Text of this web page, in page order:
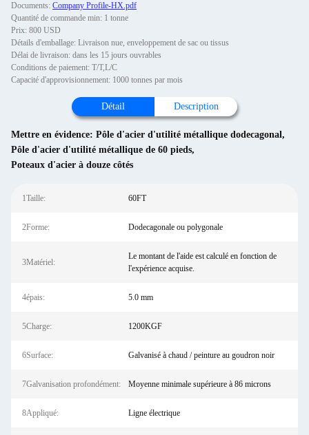
Documents: Company Profile-HX.pdf
Quantité de commande min: 1 tonne
Prix: 800 USD
Détails d'emballage: Livraison nue, enveloppement de sac ou tissus
Délai de livraison: dans les 15 jours ouvrables
Conditions de paiement: T/T,L/C
Capacité d'approvisionnement: 1000 tonnes par mois
Détail Description
Mettre en évidence: Pôle d'acier d'utilité métallique dodecagonal,
Pôle d'acier d'utilité métallique de 60 pieds,
Poteaux d'acier à douze côtés
1Taille: 60FT
2Forme: Dodecagonale ou polygonale
3Matériel:
Le montant de l'aide est calculé en fonction de
l'expérience acquise.
4épais: 5.0 mm
5Charge: 1200KGF
6Surface: Galvanisé à chaud / peinture au goudron noir
7Galvanisation profondément: Moyenne minimale supérieure à 86 microns
8Appliqué: Ligne électrique